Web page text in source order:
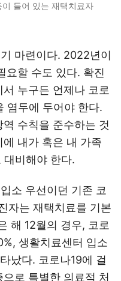
들어 있는 재택치료자
마련이다. 2022년이
요할 수도 있다. 확진
누구든 언제나 코로
염두에 두어야 한다.
수칙을 준수하는 것
내가 혹은 내 가족
대비해야 한다.
소 우선이던 기존 코
자는 재택치료를 기본
해 12월의 경우, 코로
생활치료센터 입소
났다. 코로나19에 걸
로 특별한 의료적 처